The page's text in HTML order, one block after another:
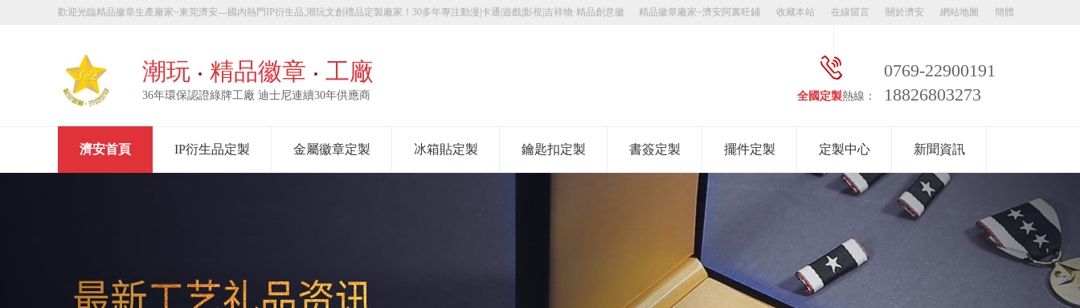
精品徽章廠家~濟安阿裏旺鋪 收藏本站 在線留言 關於濟安 網站地圖 簡體
歡迎光臨精品徽章生產廠家~東莞濟安---國內熱門IP衍生品,潮玩文創禮品定製廠家！30多年專注動漫|卡通|遊戲|影視|吉祥物·精品創意徽
潮玩 精品徽章 工廠
36年環保認證綠牌工廠 迪士尼連續30年供應商 全國定製熱線：
0769-22900191
18826803273
濟安首頁 IP衍生品定製 金屬徽章定製 冰箱貼定製 鑰匙扣定製 書簽定製 擺件定製 定製中心 新聞資訊